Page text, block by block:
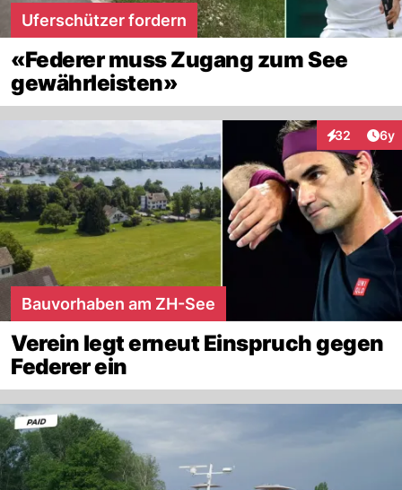
Uferschützer fordern
«Federer muss Zugang zum See
gewährleisten»
32
Interaktionen
6y
Bauvorhaben am ZH-See
Verein legt erneut Einspruch gegen
Federer ein